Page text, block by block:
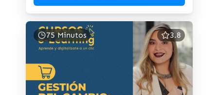
75 Minutos 3.8